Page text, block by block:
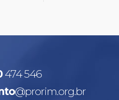
474 546
@prorim.org.br